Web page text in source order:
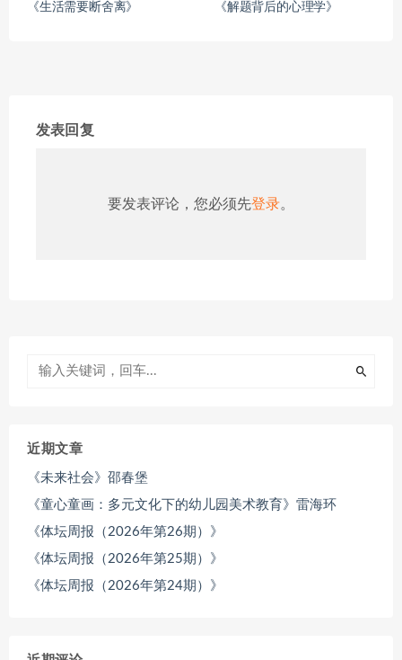
《生活需要断舍离》 《解题背后的心理学》
发表回复
要发表评论，您必须先登录。
近期文章
《未来社会》邵春堡
《童心童画：多元文化下的幼儿园美术教育》雷海环
《体坛周报（2026年第26期）》
《体坛周报（2026年第25期）》
《体坛周报（2026年第24期）》